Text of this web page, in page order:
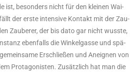
ist, beson­ders nicht für den klei­nen Wai­
der ers­te inten­si­ve Kon­takt mit der Zau­
Zau­be­rer, der bis dato gar nicht wuss­te,
eben­falls die Win­kel­gas­se und spä­
Erschlie­ßen und Aneig­nen von
Prot­ago­nis­ten. Zusätz­lich hat man die